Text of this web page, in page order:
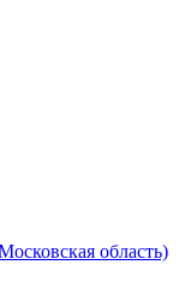
область)